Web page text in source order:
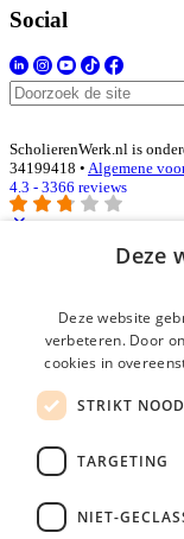
Social
ScholierenWerk.nl is
34199418 • Algemene
4.3 - 3366 reviews
Inloggen als
E-mail*
Wachtwoord
login gegevens
login
Bedrijf aanmelden
Deze
Deze website
verbeteren. Door
cookies in
STRIKT
TARGETING
NIET-